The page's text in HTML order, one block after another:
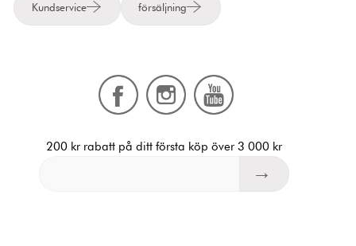
Kundservice försäljning
200 kr rabatt på ditt första köp över 3 000 kr